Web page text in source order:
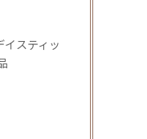
スティッ